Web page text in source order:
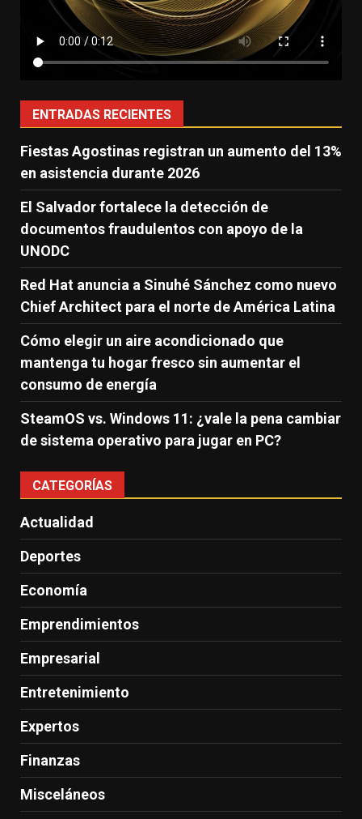
ENTRADAS RECIENTES
Fiestas Agostinas registran un aumento del 13%
en asistencia durante 2026
El Salvador fortalece la detección de
documentos fraudulentos con apoyo de la
UNODC
Red Hat anuncia a Sinuhé Sánchez como nuevo
Chief Architect para el norte de América Latina
Cómo elegir un aire acondicionado que
mantenga tu hogar fresco sin aumentar el
consumo de energía
SteamOS vs. Windows 11: ¿vale la pena cambiar
de sistema operativo para jugar en PC?
CATEGORÍAS
Actualidad
Deportes
Economía
Emprendimientos
Empresarial
Entretenimiento
Expertos
Finanzas
Misceláneos